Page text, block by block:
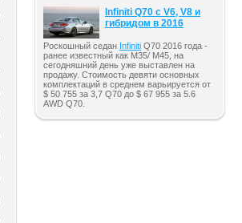
Infiniti Q70 с V6, V8 и
гибридом в 2016
Роскошный седан Infiniti Q70 2016 года -
ранее известный как M35/ M45, на
сегодняшний день уже выставлен на
продажу. Стоимость девяти основных
комплектаций в среднем варьируется от
$ 50 755 за 3,7 Q70 до $ 67 955 за 5.6
AWD Q70.